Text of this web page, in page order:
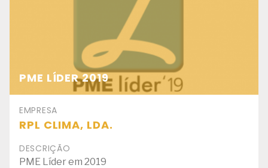
PME LÍDER 2019
EMPRESA
RPL CLIMA, LDA.
DESCRIÇÃO
PME Líder em 2019